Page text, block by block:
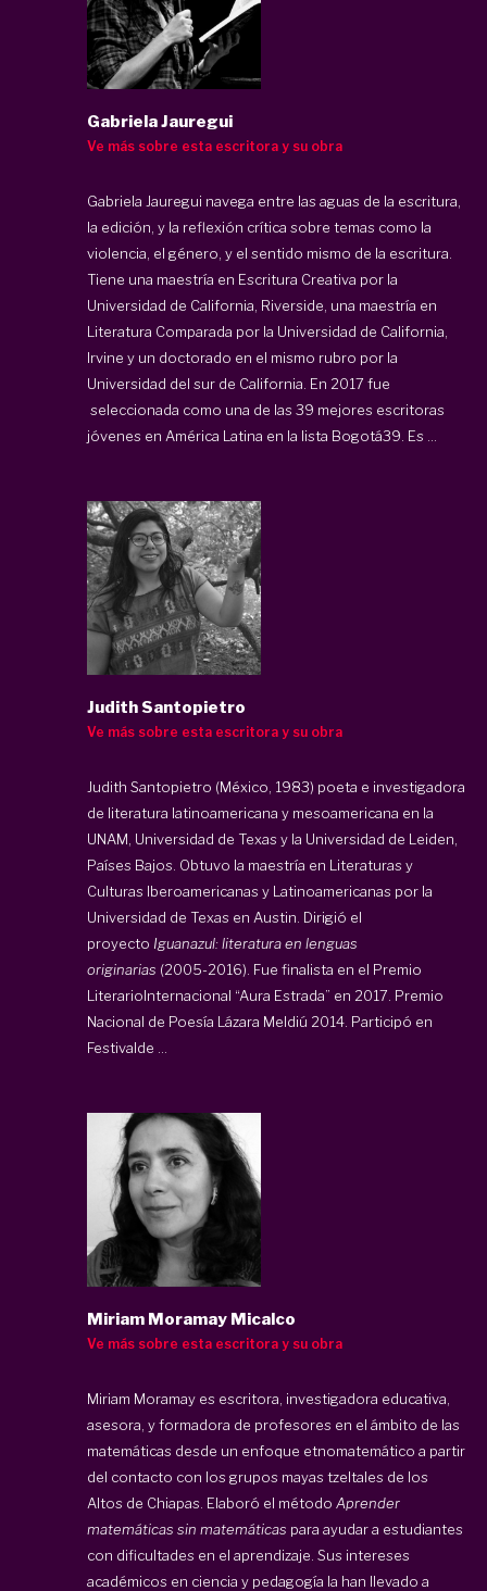
Gabriela Jauregui
Ve más sobre esta escritora y su obra
Gabriela Jauregui navega entre las aguas de la escritura,
la edición, y la reflexión crítica sobre temas como la
violencia, el género, y el sentido mismo de la escritura.
Tiene una maestría en Escritura Creativa por la
Universidad de California, Riverside, una maestría en
Literatura Comparada por la Universidad de California,
Irvine y un doctorado en el mismo rubro por la
Universidad del sur de California. En 2017 fue
seleccionada como una de las 39 mejores escritoras
jóvenes en América Latina en la lista Bogotá39. Es ...
Judith Santopietro
Ve más sobre esta escritora y su obra
Judith Santopietro (México, 1983) poeta e investigadora
de literatura latinoamericana y mesoamericana en la
UNAM, Universidad de Texas y la Universidad de Leiden,
Países Bajos. Obtuvo la maestría en Literaturas y
Culturas Iberoamericanas y Latinoamericanas por la
Universidad de Texas en Austin. Dirigió el
proyecto Iguanazul: literatura en lenguas
originarias (2005-2016). Fue finalista en el Premio
LiterarioInternacional “Aura Estrada” en 2017. Premio
Nacional de Poesía Lázara Meldiú 2014. Participó en
Festivalde ...
Miriam Moramay Micalco
Ve más sobre esta escritora y su obra
Miriam Moramay es escritora, investigadora educativa,
asesora, y formadora de profesores en el ámbito de las
matemáticas desde un enfoque etnomatemático a partir
del contacto con los grupos mayas tzeltales de los
Altos de Chiapas. Elaboró el método Aprender
matemáticas sin matemáticas para ayudar a estudiantes
con dificultades en el aprendizaje. Sus intereses
académicos en ciencia y pedagogía la han llevado a